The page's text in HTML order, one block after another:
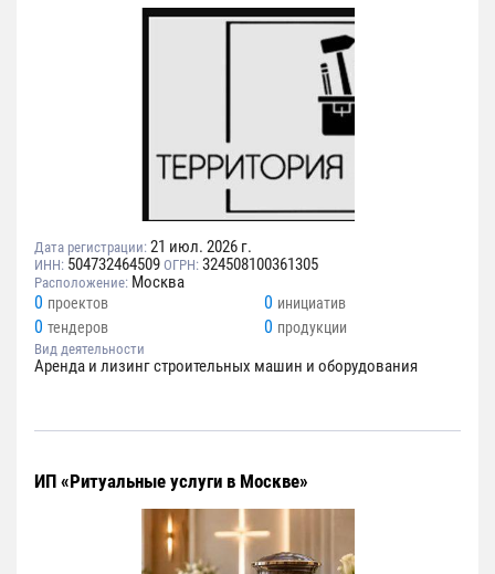
Дата регистрации: 21 июл. 2026 г.
ИНН: 504732464509 ОГРН: 324508100361305
Расположение: Москва
0 проектов 0 инициатив
0 тендеров 0 продукции
Вид деятельности
Аренда и лизинг строительных машин и оборудования
ИП «Ритуальные услуги в Москве»